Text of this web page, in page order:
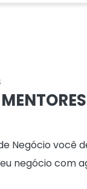
Negócio você
negócio com